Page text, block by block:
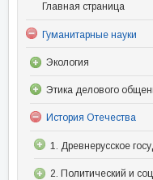
Главная страница
Гуманитарные науки
Экология
Этика делового
История Отечества
1. Древнерусское
2. Политический и